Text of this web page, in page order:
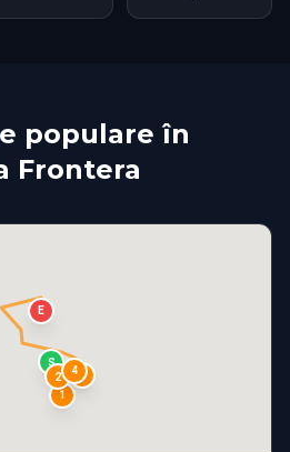
populare în
Frontera
S
1
2 3
4
E